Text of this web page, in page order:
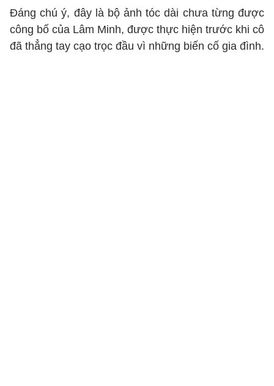
Đáng chú ý, đây là bộ ảnh tóc dài chưa từng được
công bố của Lâm Minh, được thực hiện trước khi cô
đã thẳng tay cạo trọc đầu vì những biến cố gia đình.